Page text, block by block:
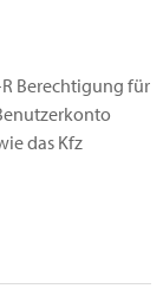
Berechtigung für
das Kfz